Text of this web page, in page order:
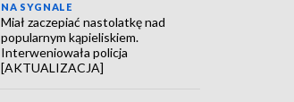
NA SYGNALE
Miał zaczepiać nastolatkę nad
popularnym kąpieliskiem.
Interweniowała policja
[AKTUALIZACJA]